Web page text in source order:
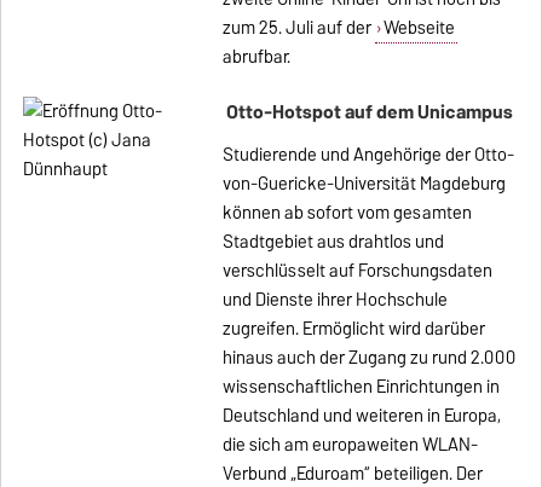
zum 25. Juli auf der Webseite
abrufbar.
Otto-Hotspot auf dem Unicampus
Studierende und Angehörige der Otto-
von-Guericke-Universität Magdeburg
können ab sofort vom gesamten
Stadtgebiet aus drahtlos und
verschlüsselt auf Forschungsdaten
und Dienste ihrer Hochschule
zugreifen. Ermöglicht wird darüber
hinaus auch der Zugang zu rund 2.000
wissenschaftlichen Einrichtungen in
Deutschland und weiteren in Europa,
die sich am europaweiten WLAN-
Verbund „Eduroam“ beteiligen. Der